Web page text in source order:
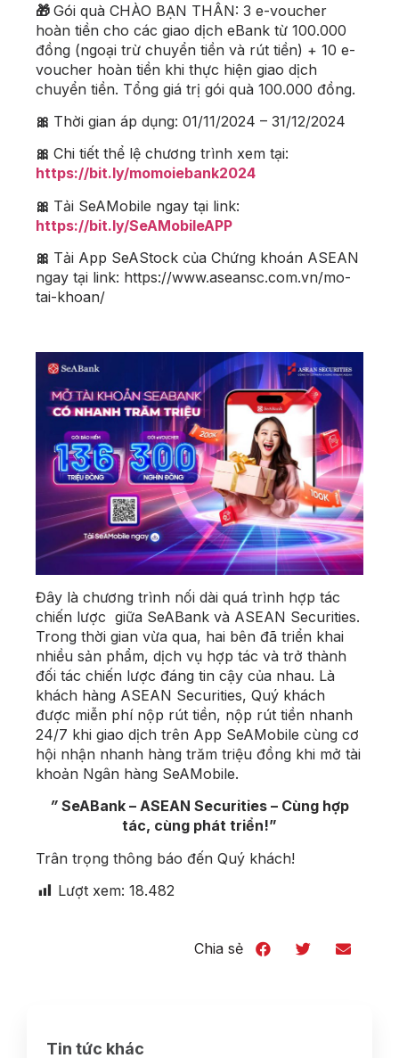
🎁 Gói quà CHÀO BẠN THÂN: 3 e-voucher
hoàn tiền cho các giao dịch eBank từ 100.000
đồng (ngoại trừ chuyển tiền và rút tiền) + 10 e-
voucher hoàn tiền khi thực hiện giao dịch
chuyển tiền. Tổng giá trị gói quà 100.000 đồng.
🎀 Thời gian áp dụng: 01/11/2024 – 31/12/2024
🎀 Chi tiết thể lệ chương trình xem tại:
https://bit.ly/momoiebank2024
🎀 Tải SeAMobile ngay tại link:
https://bit.ly/SeAMobileAPP
🎀 Tải App SeAStock của Chứng khoán ASEAN
ngay tại link: https://www.aseansc.com.vn/mo-
tai-khoan/
Đây là chương trình nối dài quá trình hợp tác
chiến lược giữa SeABank và ASEAN Securities.
Trong thời gian vừa qua, hai bên đã triển khai
nhiều sản phẩm, dịch vụ hợp tác và trở thành
đối tác chiến lược đáng tin cậy của nhau. Là
khách hàng ASEAN Securities, Quý khách
được miễn phí nộp rút tiền, nộp rút tiền nhanh
24/7 khi giao dịch trên App SeAMobile cùng cơ
hội nhận nhanh hàng trăm triệu đồng khi mở tài
khoản Ngân hàng SeAMobile.
” SeABank – ASEAN Securities – Cùng hợp
tác, cùng phát triển!”
Trân trọng thông báo đến Quý khách!
Lượt xem: 18.482
Chia sẻ
Tin tức khác